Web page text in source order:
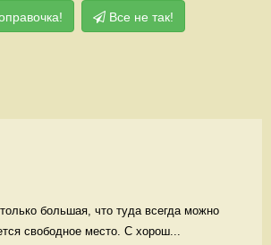
Все не так!
большая, что туда всегда можно
свободное место. С хорош...